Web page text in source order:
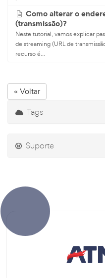
Como alterar o
(transmissão)?
Neste tutorial, vamos explicar
de streaming (URL de
recurso é...
« Voltar
Tags
Suporte